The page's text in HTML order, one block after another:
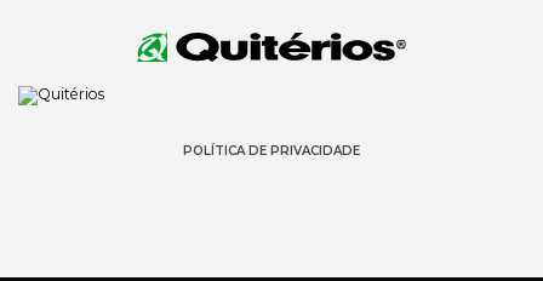
POLÍTICA DE PRIVACIDADE